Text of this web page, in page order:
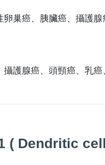
巢癌、胰臟癌、攝護
護腺癌、頭頸癌、乳癌
( Dendritic